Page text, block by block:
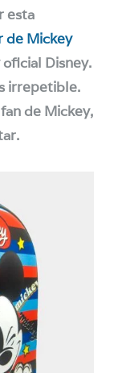
esta
de Mickey
Disney.
irrepetible.
de Mickey,